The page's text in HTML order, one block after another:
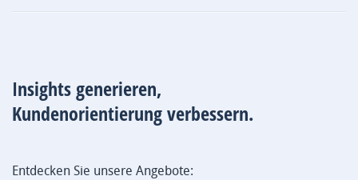
Insights generieren,
Kundenorientierung verbessern.
Entdecken Sie unsere Angebote: